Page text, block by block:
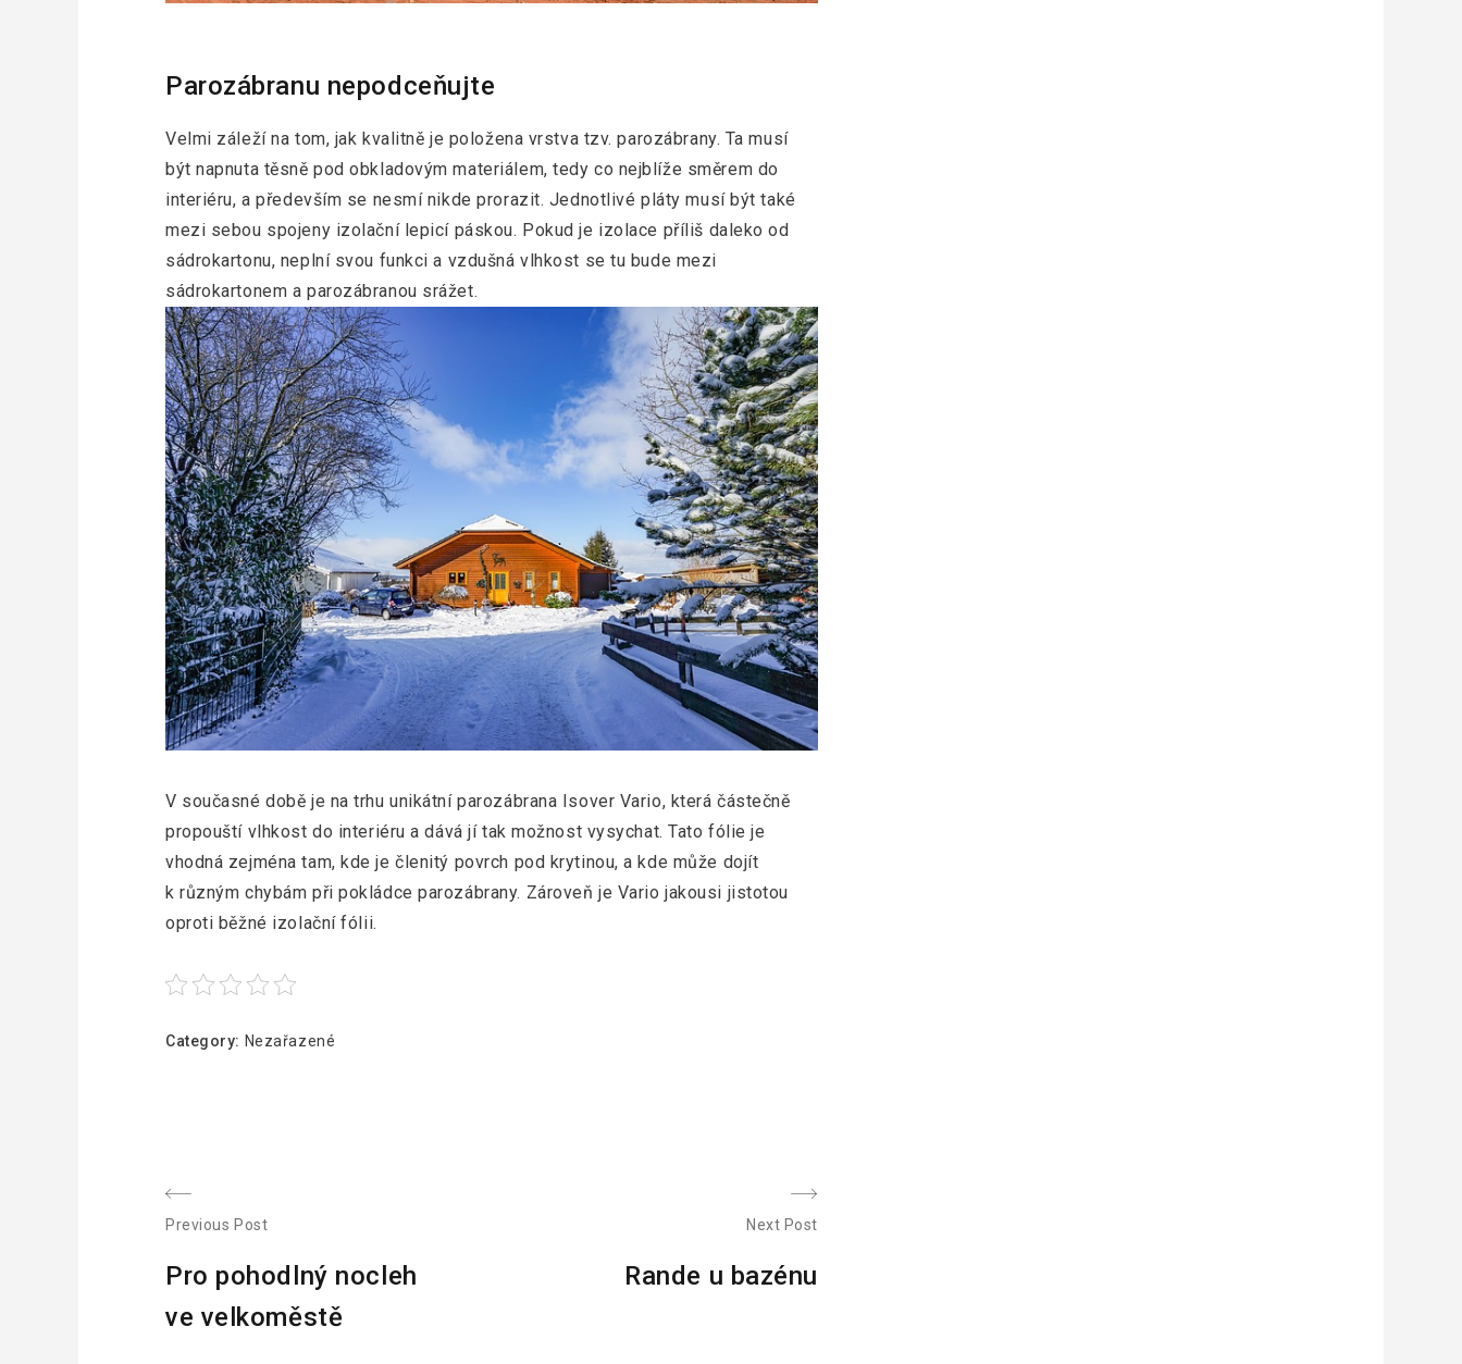
Parozábranu nepodceňujte
Velmi záleží na tom, jak kvalitně je položena vrstva tzv. parozábrany. Ta musí
být napnuta těsně pod obkladovým materiálem, tedy co nejblíže směrem do
interiéru, a především se nesmí nikde prorazit. Jednotlivé pláty musí být také
mezi sebou spojeny izolační lepicí páskou. Pokud je izolace příliš daleko od
sádrokartonu, neplní svou funkci a vzdušná vlhkost se tu bude mezi
sádrokartonem a parozábranou srážet.
V současné době je na trhu unikátní parozábrana Isover Vario, která částečně
propouští vlhkost do interiéru a dává jí tak možnost vysychat. Tato fólie je
vhodná zejména tam, kde je členitý povrch pod krytinou, a kde může dojít
k různým chybám při pokládce parozábrany. Zároveň je Vario jakousi jistotou
oproti běžné izolační fólii.
Category: Nezařazené
N
a
v
Previous Post
r
e
Pro pohodlný nocleh
ve velkoměstě
Next Post
Rande u bazénu